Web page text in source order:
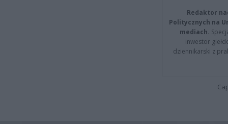
Redaktor
Politycznych na
mediach.
inwestor
dziennikarski z